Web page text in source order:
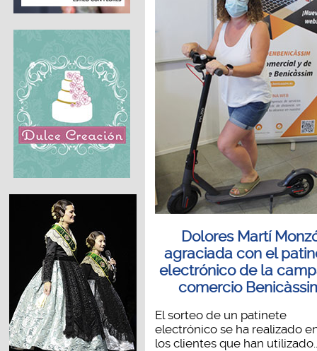
Dolores Martí
agraciada con el
electrónico de la
comercio
El sorteo de un patinete
electrónico se ha realizado
los clientes que han